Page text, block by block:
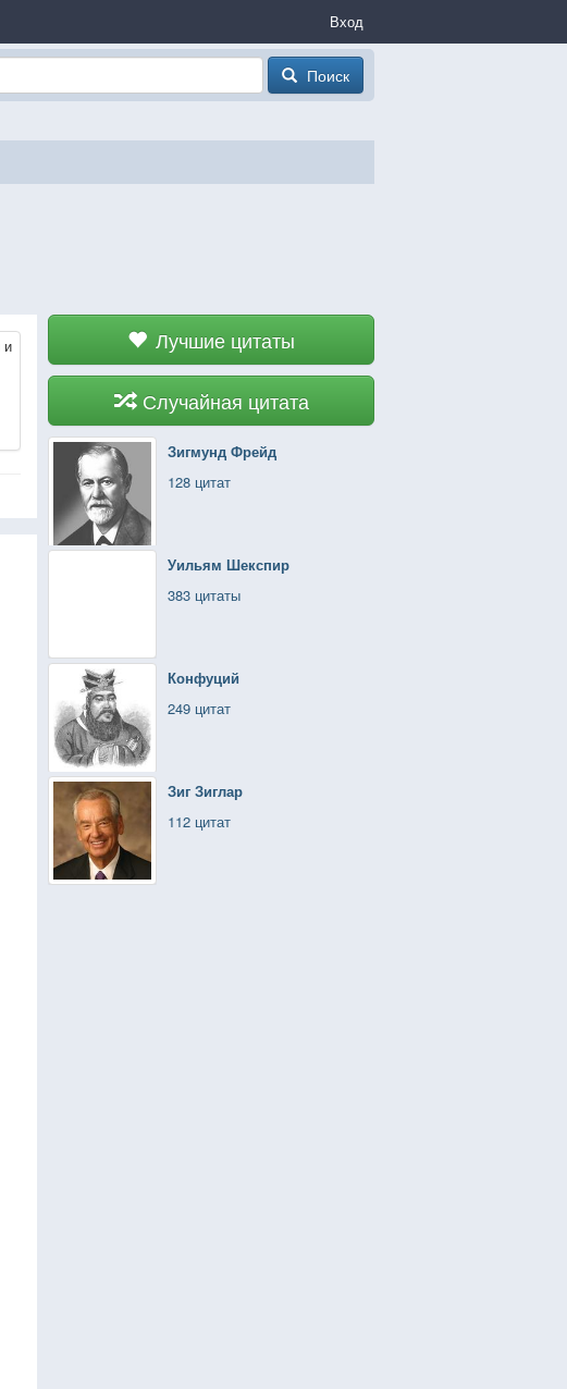
Вход
Поиск
Лучшие цитаты
Случайная цитата
Зигмунд Фрейд
128 цитат
Уильям Шекспир
383 цитаты
Конфуций
249 цитат
Зиг Зиглар
112 цитат